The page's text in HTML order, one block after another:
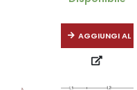
AGGIUNGI AL